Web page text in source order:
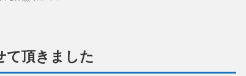
て頂きました